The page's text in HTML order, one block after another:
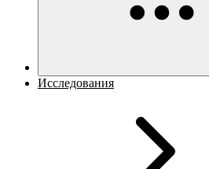
Исследования